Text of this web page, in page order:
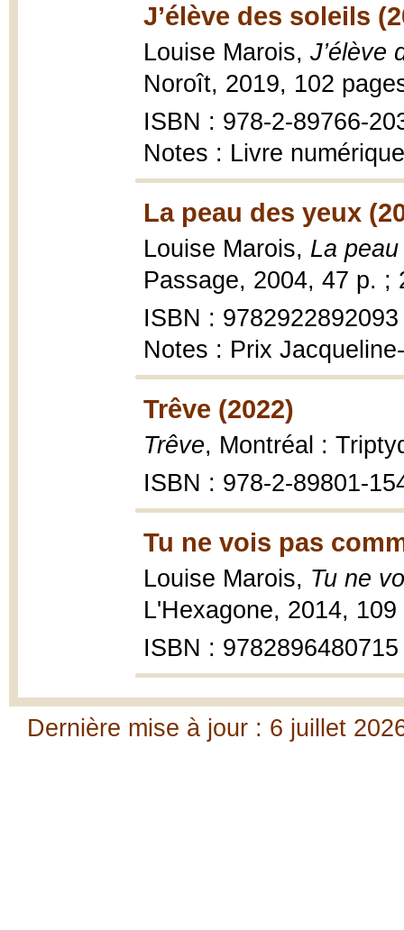
J’élève des soleils
Louise Marois, J’élève
Noroît, 2019, 102
ISBN : 978-2-89766-
Notes : Livre
La peau des yeux
Louise Marois, La
Passage, 2004, 47 p. ;
ISBN : 9782922892093
Notes : Prix
Trêve (2022)
Trêve, Montréal :
ISBN : 978-2-89801-
Tu ne vois pas
Louise Marois, Tu ne
L'Hexagone, 2014,
ISBN : 9782896480715
Dernière mise à jour : 6 juillet